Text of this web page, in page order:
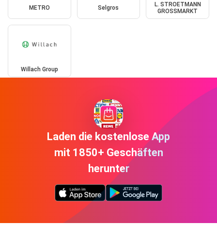
METRO Selgros
L. STROETMANN
GROSSMARKT
Willach Group
Laden die kostenlose App
mit 1850+ Geschäften
herunter